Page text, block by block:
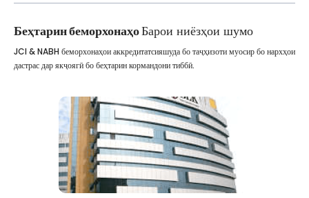
Беҳтарин беморхонаҳоБарои ниёзҳои шумо
JCI & NABH беморхонаҳои аккредитатсияшуда бо таҷҳизоти муосир бо нархҳои
дастрас дар якҷоягӣ бо беҳтарин кормандони тиббӣ.